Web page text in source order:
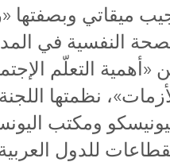
ميقاتي وبصفتها
النفسية في
«أهمية التعلّم
نظمتها اللجنة
ومكتب
للدول